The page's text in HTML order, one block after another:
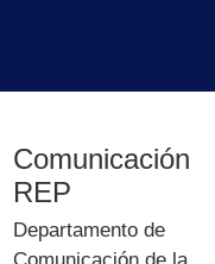
Comunicación
REP
Departamento de